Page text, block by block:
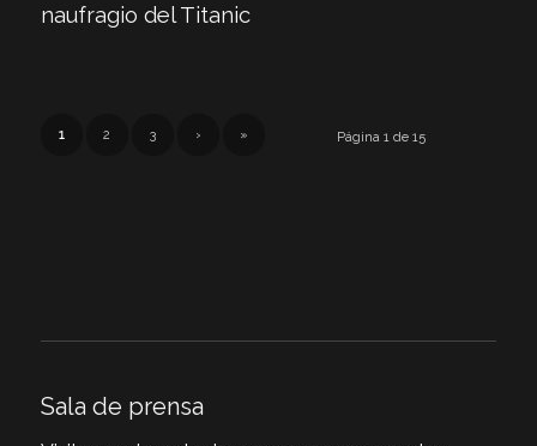
naufragio del Titanic
Página 1 de 15
1 2 3 › »
Sala de prensa